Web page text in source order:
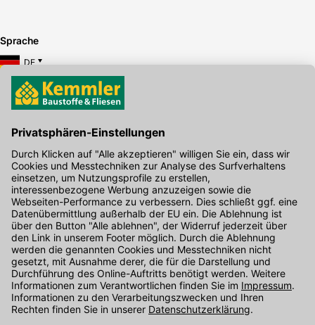
Sprache
DE
Hier gibt's die kostenlose App
Kontakt
Unser Onlineshop Team ist montags bis freitags von 08:00 - 17:00
Uhr unter der Telefonnummer07071 / 151-151für Sie erreichbar.
Alternativ können Sie unser Kontaktformular nutzen.
Den Kontakt direkt in unsere Niederlassungen finden Sie